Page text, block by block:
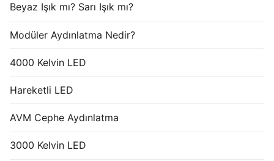
Beyaz Işık mı? Sarı Işık mı?
Modüler Aydınlatma Nedir?
4000 Kelvin LED
Hareketli LED
AVM Cephe Aydınlatma
3000 Kelvin LED